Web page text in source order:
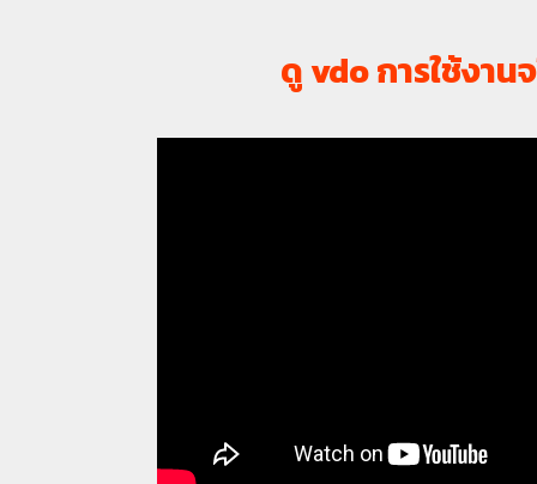
ดู vdo การใช้งาน